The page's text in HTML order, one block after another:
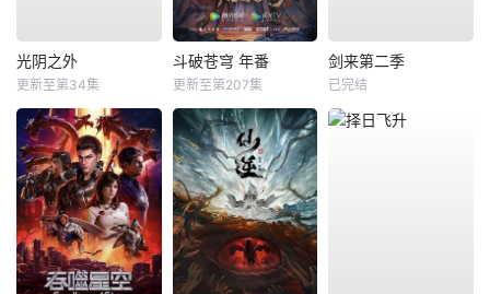
光阴之外
更新至第34集
斗破苍穹 年番
更新至第207集
剑来第二季
已完结